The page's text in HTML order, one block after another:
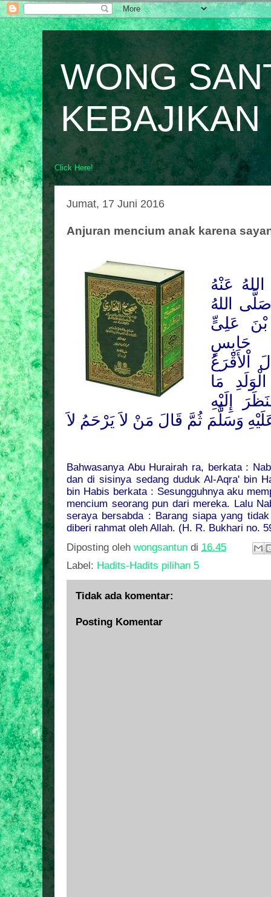
WONG
KEBAJIKAN
Click Here!
Jumat, 17 Juni 2016
Anjuran mencium anak karena
عَنْهُ
اللهُ
عَلِىٍّ
حَابِسٍ
اْلأَقْرَعُ
مَا
إِلَيْهِ
وَسَلَّمَ ثُمَّ قَالَ مَنْ لاَ يَرْحَمُ لاَ
Bahwasanya Abu Hurairah ra, berkata :
dan di sisinya sedang duduk Al-Aqra' bin
bin Habis berkata : Sesungguhnya aku
mencium seorang pun dari mereka. Lalu
seraya bersabda : Barang siapa yang
diberi rahmat oleh Allah. (H. R. Bukhari no.
Diposting oleh wongsantun di 16.45
Label: Hadits-Hadits pilihan 5
Tidak ada komentar:
Posting Komentar